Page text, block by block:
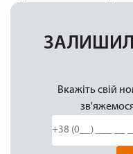
Вкажіть свій